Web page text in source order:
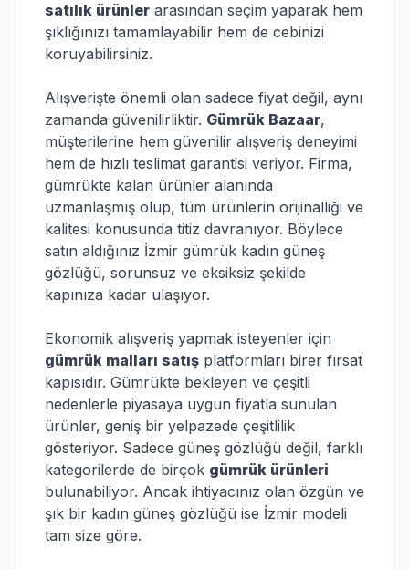
satılık ürünler arasından seçim yaparak hem
şıklığınızı tamamlayabilir hem de cebinizi
koruyabilirsiniz.
Alışverişte önemli olan sadece fiyat değil, aynı
zamanda güvenilirliktir. Gümrük Bazaar,
müşterilerine hem güvenilir alışveriş deneyimi
hem de hızlı teslimat garantisi veriyor. Firma,
gümrükte kalan ürünler alanında
uzmanlaşmış olup, tüm ürünlerin orijinalliği ve
kalitesi konusunda titiz davranıyor. Böylece
satın aldığınız İzmir gümrük kadın güneş
gözlüğü, sorunsuz ve eksiksiz şekilde
kapınıza kadar ulaşıyor.
Ekonomik alışveriş yapmak isteyenler için
gümrük malları satış platformları birer fırsat
kapısıdır. Gümrükte bekleyen ve çeşitli
nedenlerle piyasaya uygun fiyatla sunulan
ürünler, geniş bir yelpazede çeşitlilik
gösteriyor. Sadece güneş gözlüğü değil, farklı
kategorilerde de birçok gümrük ürünleri
bulunabiliyor. Ancak ihtiyacınız olan özgün ve
şık bir kadın güneş gözlüğü ise İzmir modeli
tam size göre.